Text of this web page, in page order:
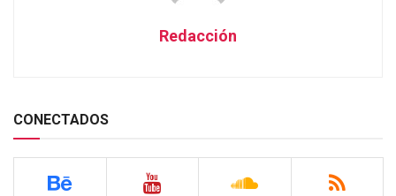
Redacción
CONECTADOS